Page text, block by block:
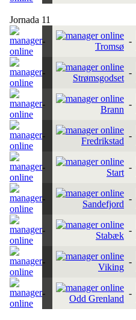
Jornada 11
-
Tromsø
-
-
Strømsgodset
-
-
Brann
-
-
Fredrikstad
-
-
Start
-
-
Sandefjord
-
-
Stabæk
-
-
Viking
-
-
Odd Grenland
-